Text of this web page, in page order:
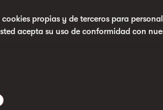
propias y de terceros para
acepta su uso de conformidad con